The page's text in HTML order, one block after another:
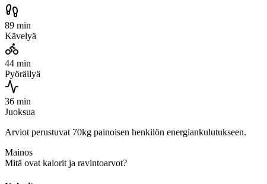
89 min
Kävelyä
44 min
Pyöräilyä
36 min
Juoksua
Arviot perustuvat 70kg painoisen henkilön energiankulutukseen.
Mainos
Mitä ovat kalorit ja ravintoarvot?